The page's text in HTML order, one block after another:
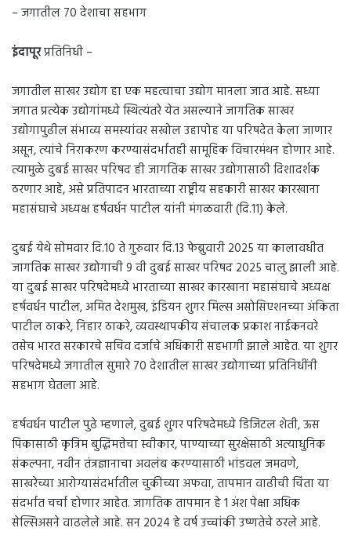
– जगातील 70 देशाचा सहभाग
इंदापूरप्रतिनिधी –
जगातील साखर उद्योग हा एक महत्वाचा उद्योग मानला जात आहे. सध्या
जगात प्रत्येक उद्योगांमध्ये स्थित्यंतरे येत असल्याने जागतिक साखर
उद्योगापुढील संभाव्य समस्यांवर सखोल उहापोह या परिषदेत केला जाणार
असून, त्यांचे निराकरण करण्यासंदर्भातही सामूहिक विचारमंथन होणार आहे.
त्यामुळे दुबई साखर परिषद ही जागतिक साखर उद्योगासाठी दिशादर्शक
ठरणार आहे, असे प्रतिपादन भारताच्या राष्ट्रीय सहकारी साखर कारखाना
महासंघाचे अध्यक्ष हर्षवर्धन पाटील यांनी मंगळवारी (दि.11) केले.
दुबई येथे सोमवार दि.10 ते गुरुवार दि.13 फेब्रुवारी 2025 या कालावधीत
जागतिक साखर उद्योगाची 9 वी दुबई साखर परिषद 2025 चालु झाली आहे.
या दुबई साखर परिषदेमध्ये भारताच्या साखर कारखाना महासंघाचे अध्यक्ष
हर्षवर्धन पाटील, अमित देशमुख, इंडियन शुगर मिल्स असोसिएशनच्या अंकिता
पाटील ठाकरे, निहार ठाकरे, व्यवस्थापकीय संचालक प्रकाश नाईकनवरे
तसेच भारत सरकारचे सचिव दर्जाचे अधिकारी सहभागी झाले आहेत. या शुगर
परिषदेमध्ये जगातील सुमारे 70 देशातील साखर उद्योगाच्या प्रतिनिधींनी
सहभाग घेतला आहे.
हर्षवर्धन पाटील पुढे म्हणाले, दुबई शुगर परिषदेमध्ये डिजिटल शेती, ऊस
पिकासाठी कृत्रिम बुद्धिमत्तेचा स्वीकार, पाण्याच्या सुरक्षेसाठी अत्याधुनिक
संकल्पना, नवीन तंत्रज्ञानाचा अवलंब करण्यासाठी भांडवल जमवणे,
साखरेच्या आरोग्यासंदर्भातील चुकीच्या अफवा, तापमान वाढीची चिंता या
संदर्भात चर्चा होणार आहेत. जागतिक तापमान हे 1 अंश पेक्षा अधिक
सेल्सिअसने वाढलेले आहे. सन 2024 हे वर्ष उच्चांकी उष्णतेचे ठरले आहे.